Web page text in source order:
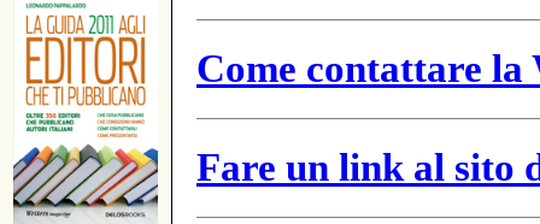
Come contattare
Fare un link al sito